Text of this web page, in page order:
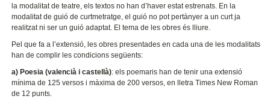
la modalitat de teatre, els textos no han d’haver estat estrenats. En la
modalitat de guió de curtmetratge, el guió no pot pertànyer a un curt ja
realitzat ni ser un guió adaptat. El tema de les obres és lliure.
Pel que fa a l’extensió, les obres presentades en cada una de les modalitats
han de complir les condicions següents:
a) Poesia (valencià i castellà): els poemaris han de tenir una extensió
mínima de 125 versos i màxima de 200 versos, en lletra Times New Roman
de 12 punts.